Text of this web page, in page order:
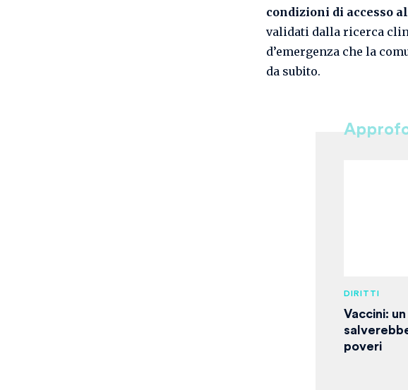
condizioni di accesso
validati dalla ricerca
d’emergenza che la
da subito.
DIRITTI
Vaccini:
poveri